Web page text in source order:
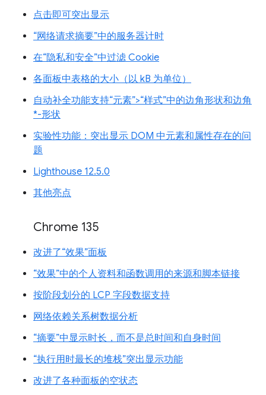
点击即可突出显示
“网络请求摘要”中的服务器计时
在“隐私和安全”中过滤 Cookie
各面板中表格的大小（以 kB 为单位）
自动补全功能支持“元素”>“样式”中的边角形状和边角
*-形状
实验性功能：突出显示 DOM 中元素和属性存在的问
题
Lighthouse 12.5.0
其他亮点
Chrome 135
改进了“效果”面板
“效果”中的个人资料和函数调用的来源和脚本链接
按阶段划分的 LCP 字段数据支持
网络依赖关系树数据分析
“摘要”中显示时长，而不是总时间和自身时间
“执行用时最长的堆栈”突出显示功能
改进了各种面板的空状态